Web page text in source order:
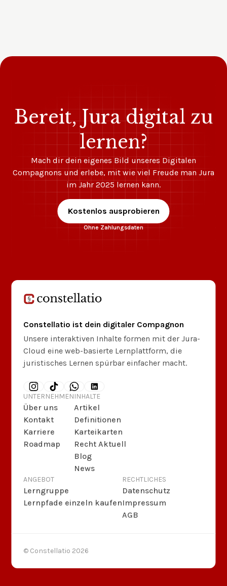
Bereit, Jura digital zu
lernen?
Mach dir dein eigenes Bild unseres Digitalen
Compagnons und erlebe, mit wie viel Freude man Jura
im Jahr 2025 lernen kann.
Kostenlos ausprobieren
Ohne Zahlungsdaten
Constellatio ist dein digitaler Compagnon
Unsere interaktiven Inhalte formen mit der Jura-
Cloud eine web-basierte Lernplattform, die
juristisches Lernen spürbar einfacher macht.
UNTERNEHMEN
Über uns
Kontakt
Karriere
Roadmap
INHALTE
Artikel
Definitionen
Karteikarten
Recht Aktuell
Blog
News
ANGEBOT
Lerngruppe
Lernpfade einzeln kaufen
RECHTLICHES
Datenschutz
Impressum
AGB
© Constellatio 2026